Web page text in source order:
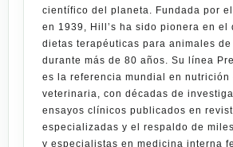
científico del planeta. Fundada por
en 1939, Hill’s ha sido pionera en el
dietas terapéuticas para animales de
durante más de 80 años. Su línea
es la referencia mundial en nutrición
veterinaria, con décadas de
ensayos clínicos publicados en
especializadas y el respaldo de
y especialistas en medicina interna